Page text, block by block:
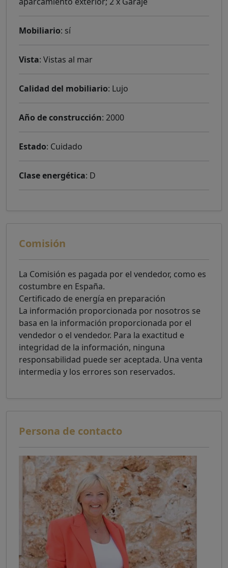
Mobiliario: sí
Vista: Vistas al mar
Calidad del mobiliario: Lujo
Año de construcción: 2000
Estado: Cuidado
Clase energética: D
Comisión
La Comisión es pagada por el vendedor, como es
costumbre en España.
Certificado de energía en preparación
La información proporcionada por nosotros se
basa en la información proporcionada por el
vendedor o el vendedor. Para la exactitud e
integridad de la información, ninguna
responsabilidad puede ser aceptada. Una venta
intermedia y los errores son reservados.
Persona de contacto